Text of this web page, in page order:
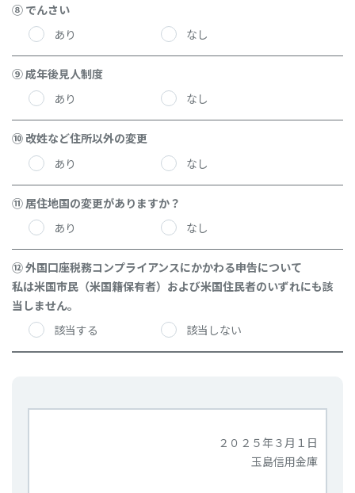
⑧ でんさい
あり
なし
⑨ 成年後見人制度
あり
なし
⑩ 改姓など住所以外の変更
あり
なし
⑪ 居住地国の変更がありますか？
あり
なし
⑫ 外国口座税務コンプライアンスにかかわる申告について
私は米国市民（米国籍保有者）および米国住民者のいずれにも該
当しません。
該当する
該当しない
２０２５年３月１日
玉島信用金庫